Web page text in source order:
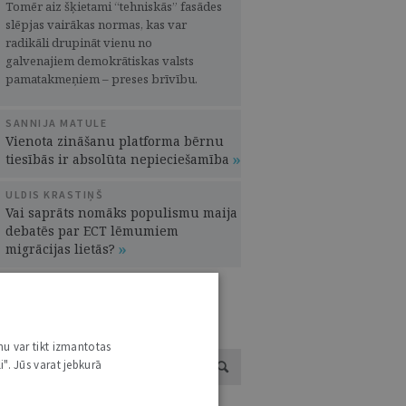
Tomēr aiz šķietami “tehniskās” fasādes
slēpjas vairākas normas, kas var
radikāli drupināt vienu no
galvenajiem demokrātiskas valsts
pamatakmeņiem – preses brīvību.
SANNIJA MATULE
Vienota zināšanu platforma bērnu
tiesībās ir absolūta nepieciešamība
ULDIS KRASTIŅŠ
Vai saprāts nomāks populismu maija
debatēs par ECT lēmumiem
migrācijas lietās?
var tikt izmantotas
Jūs varat jebkurā